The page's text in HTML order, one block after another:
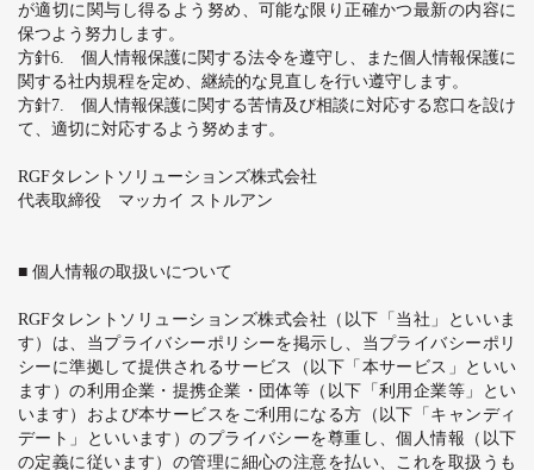
が適切に関与し得るよう努め、可能な限り正確かつ最新の内容に
保つよう努力します。
方針6. 個人情報保護に関する法令を遵守し、また個人情報保護に
関する社内規程を定め、継続的な見直しを行い遵守します。
方針7. 個人情報保護に関する苦情及び相談に対応する窓口を設け
て、適切に対応するよう努めます。
RGFタレントソリューションズ株式会社
代表取締役 マッカイ ストルアン
■ 個人情報の取扱いについて
RGFタレントソリューションズ株式会社（以下「当社」といいま
す）は、当プライバシーポリシーを掲示し、当プライバシーポリ
シーに準拠して提供されるサービス（以下「本サービス」といい
ます）の利用企業・提携企業・団体等（以下「利用企業等」とい
います）および本サービスをご利用になる方（以下「キャンディ
デート」といいます）のプライバシーを尊重し、個人情報（以下
の定義に従います）の管理に細心の注意を払い、これを取扱うも